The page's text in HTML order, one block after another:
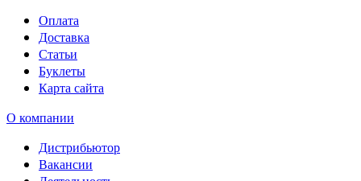
Оплата
Доставка
Статьи
Буклеты
Карта сайта
О компании
Дистрибьютор
Вакансии